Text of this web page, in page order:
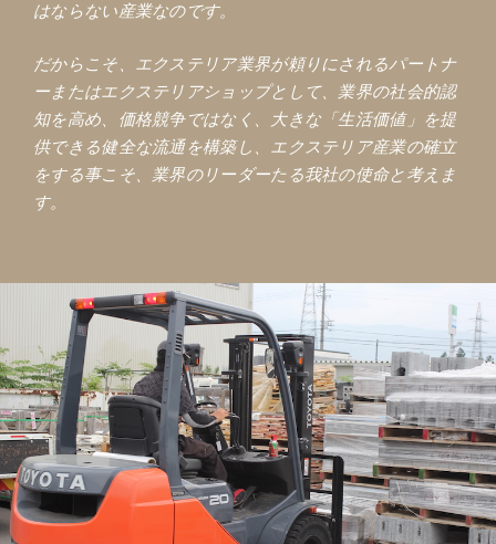
はならない産業なのです。
だからこそ、エクステリア業界が頼りにされるパートナ
ーまたはエクステリアショップとして、業界の社会的認
知を高め、価格競争ではなく、大きな「生活価値」を提
供できる健全な流通を構築し、エクステリア産業の確立
をする事こそ、業界のリーダーたる我社の使命と考えま
す。